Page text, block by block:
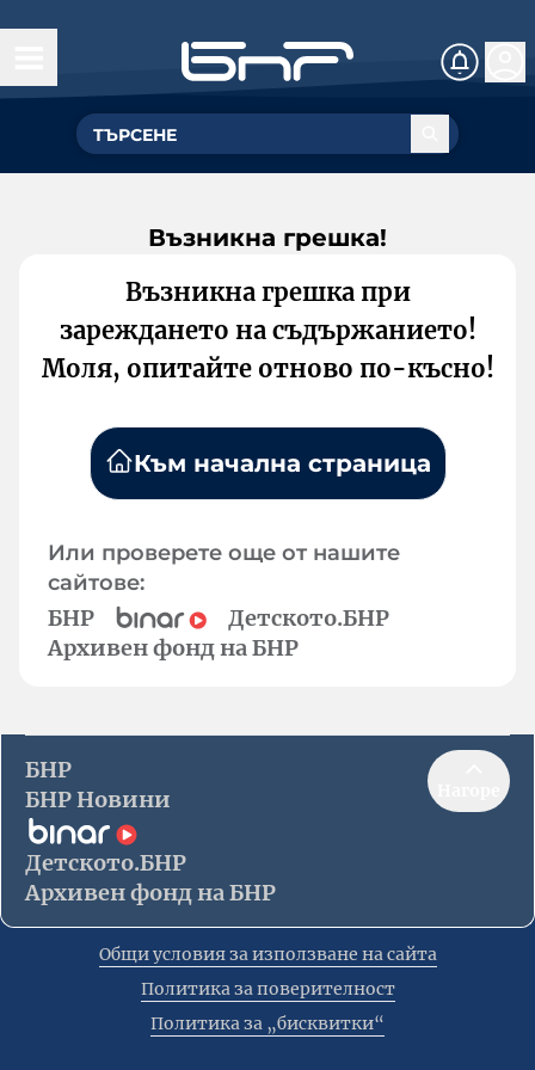
Възникна грешка!
Възникна грешка при
зареждането на съдържанието!
Моля, опитайте отново по-късно!
Към начална страница
Или проверете още от нашите
сайтове:
БНР
Детското.БНР
Архивен фонд на БНР
БНР
БНР Новини
Детското.БНР
Архивен фонд на БНР
Общи условия за използване на сайта
Политика за поверителност
Политика за „бисквитки“